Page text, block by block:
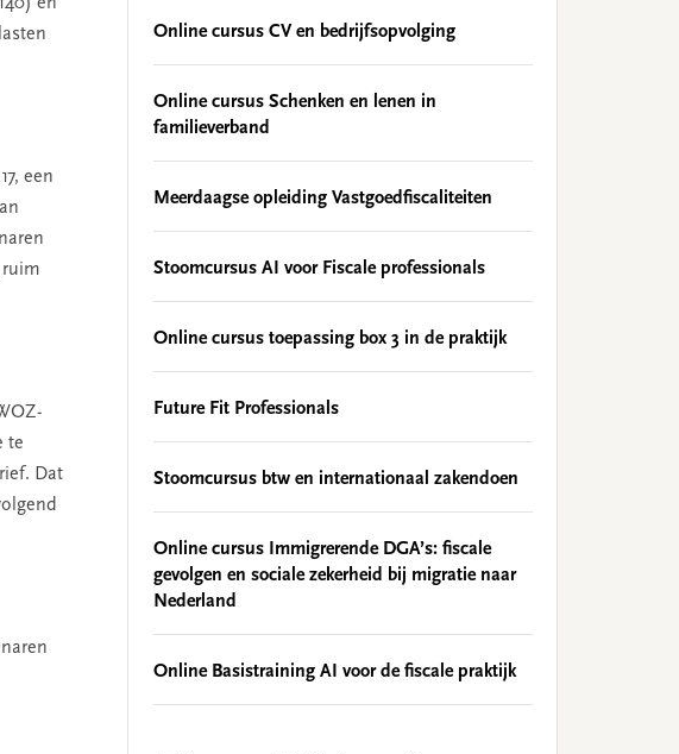
en
een
ruim
te
Dat
Online cursus CV en bedrijfsopvolging
Online cursus Schenken en lenen in
familieverband
Meerdaagse opleiding Vastgoedfiscaliteiten
Stoomcursus AI voor Fiscale professionals
Online cursus toepassing box 3 in de praktijk
Future Fit Professionals
Stoomcursus btw en internationaal zakendoen
Online cursus Immigrerende DGA’s: fiscale
gevolgen en sociale zekerheid bij migratie naar
Nederland
Online Basistraining AI voor de fiscale praktijk